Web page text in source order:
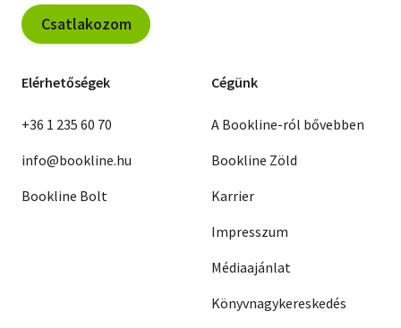
Csatlakozom
Elérhetőségek
+36 1 235 60 70
info@bookline.hu
Bookline Bolt
Cégünk
A Bookline-ról bővebben
Bookline Zöld
Karrier
Impresszum
Médiaajánlat
Könyvnagykereskedés